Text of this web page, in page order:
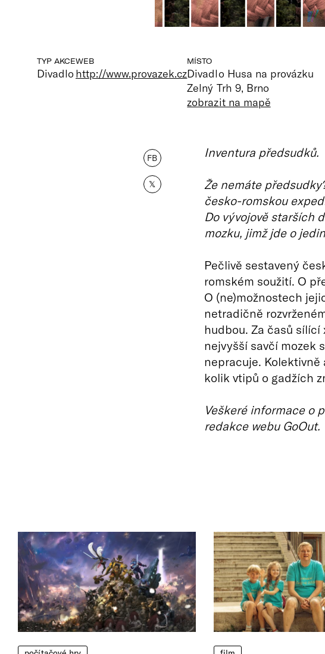
TYP AKCE
Divadlo
WEB
http://www.provazek.cz
MÍSTO
Divadlo Husa na provázku
Zelný Trh 9, Brno
zobrazit na mapě
FB
𝕏
Inventura předsudků.
Že nemáte
česko-romskou
Do vývojově starších
mozku, jimž jde o
Pečlivě sestavený
romském soužití. O
O (ne)možnostech
netradičně
hudbou. Za časů
nejvyšší savčí mozek
nepracuje. Kolektivně
kolik vtipů o gadžích
Veškeré informace o
redakce webu GoOut.